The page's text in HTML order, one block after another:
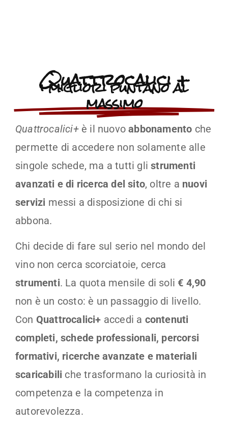
Quattrocalici +
i migliori puntano al
massimo
Quattrocalici+ è il nuovoabbonamento che
permette di accedere non solamente alle
singole schede, ma a tutti glistrumenti
avanzati e di ricerca del sito, oltre a nuovi
servizi messi a disposizione di chi si
abbona.
Chi decide di fare sul serio nel mondo del
vino non cerca scorciatoie, cerca
strumenti. La quota mensile di soli € 4,90
non è un costo: è un passaggio di livello.
Con Quattrocalici+ accedi a contenuti
completi, schede professionali, percorsi
formativi, ricerche avanzate e materiali
scaricabili che trasformano la curiosità in
competenza e la competenza in
autorevolezza.